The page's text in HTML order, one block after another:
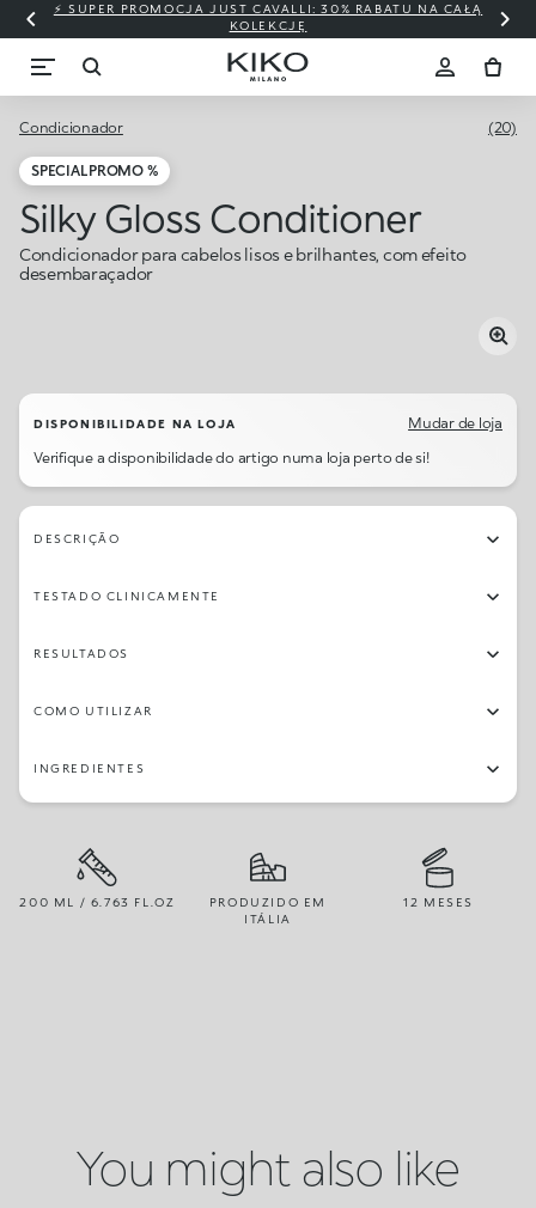
⚡ SUPER PROMOCJA JUST CAVALLI: 30% RABATU NA CAŁĄ
KOLEKCJĘ
Condicionador (20)
SPECIAL PROMO %
Silky Gloss Conditioner
Condicionador para cabelos lisos e brilhantes, com efeito
desembaraçador
DISPONIBILIDADE NA LOJA
Mudar de loja
Verifique a disponibilidade do artigo numa loja perto de si!
DESCRIÇÃO
TESTADO CLINICAMENTE
RESULTADOS
COMO UTILIZAR
INGREDIENTES
200 ML / 6.763 FL.OZ
PRODUZIDO EM
ITÁLIA
12 MESES
You might also like